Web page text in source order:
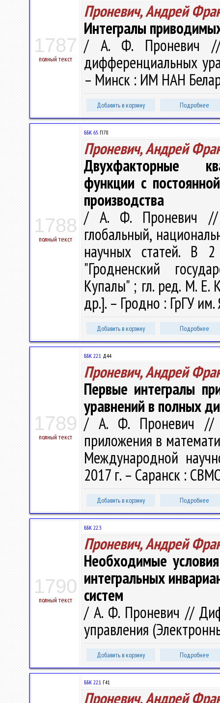
1787
полный текст
Проневич, Андрей
Интегралы
/ А. Ф. Проневич //
дифференциальных
– Минск : ИМ НАН
Добавить в корзину Подробнее
1788
полный текст
ББК 65.П78
Проневич, Андрей
Двухфакторные
функции с
производства
/ А. Ф. Проневич //
глобальный,
научных статей. В
"Гродненский
Купалы" ; гл. ред. М. Е.
др.]. – Гродно : ГрГУ
Добавить в корзину Подробнее
1789
полный текст
ББК 22.1 Д44
Проневич, Андрей
Первые интегралы
уравнений в полных
/ А. Ф. Проневич //
приложения в
Международной
2017 г. – Саранск :
Добавить в корзину Подробнее
1790
полный текст
ББК 22.3
Проневич, Андрей
Необходимые
интегральных
систем
/ А. Ф. Проневич //
управления
Добавить в корзину Подробнее
ББК 22.1 Г41
Проневич, Андрей